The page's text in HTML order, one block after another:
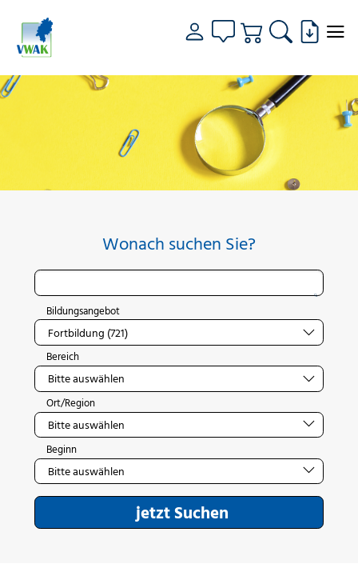
Wonach suchen Sie?
Bildungsangebot
Bereich
Ort/Region
Beginn
jetzt Suchen